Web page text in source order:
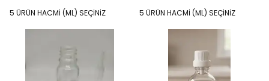
5 ÜRÜN HACMİ (ML) SEÇİNİZ 5 ÜRÜN HACMİ (ML) SEÇİNİZ